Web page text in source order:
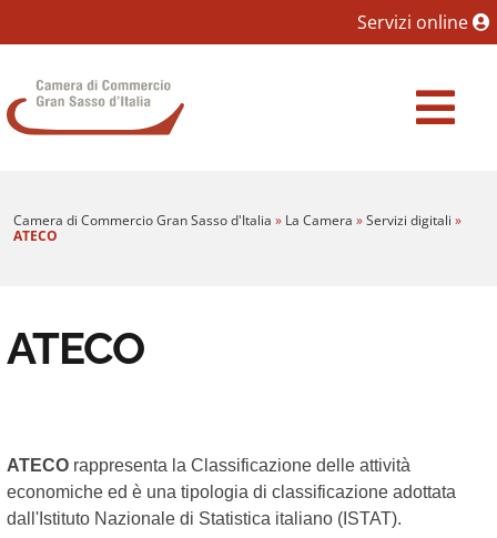
Vai al Contenuto principale della pagina
Servizi online
Camera di Commercio Gran Sasso d'Italia
Camera di Commercio Gran Sasso d'Italia » La Camera »Servizi digitali »
ATECO
ATECO
ATECO rappresenta la Classificazione delle attività
economiche ed è una tipologia di classificazione adottata
dall'Istituto Nazionale di Statistica italiano (ISTAT).